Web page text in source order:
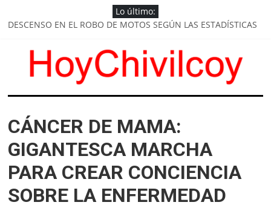
Lo último:
DESCENSO EN EL ROBO DE MOTOS SEGÚN LAS ESTADÍSTICAS
HABRÁ PRESENCIA POLICIAL PERMANENTE EN PLAZAS Y
ESPACIOS PÚBLICOS
SE HACEN GESTIONES PARA LA FINALIZACIÓN DE VIVIENDAS
HoyChivilcoy
Noticias
de
Chivilcoy
CÁNCER DE MAMA:
GIGANTESCA MARCHA
PARA CREAR CONCIENCIA
SOBRE LA ENFERMEDAD